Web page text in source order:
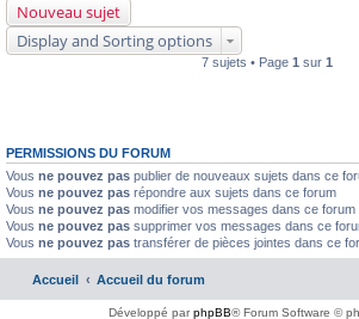
Nouveau sujet
Display and Sorting options
7 sujets • Page 1 sur 1
PERMISSIONS DU FORUM
Vous ne pouvez pas publier de nouveaux sujets dans ce
Vous ne pouvez pas répondre aux sujets dans ce forum
Vous ne pouvez pas modifier vos messages dans ce forum
Vous ne pouvez pas supprimer vos messages dans ce
Vous ne pouvez pas transférer de pièces jointes dans ce
Accueil Accueil du forum
Développé parphpBB® Forum Software ©